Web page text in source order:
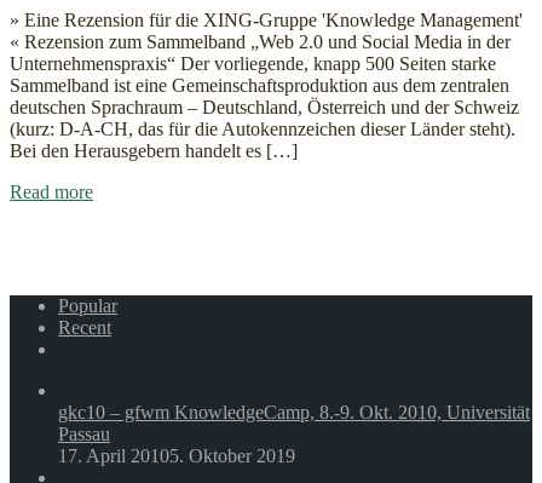
» Eine Rezension für die XING-Gruppe 'Knowledge Management'
« Rezension zum Sammelband „Web 2.0 und Social Media in der
Unternehmenspraxis“ Der vorliegende, knapp 500 Seiten starke
Sammelband ist eine Gemeinschaftsproduktion aus dem zentralen
deutschen Sprachraum – Deutschland, Österreich und der Schweiz
(kurz: D-A-CH, das für die Autokennzeichen dieser Länder steht).
Bei den Herausgebern handelt es […]
Read moreabout
oder
doch
Social
Unternehmen?
Popular
Recent
gkc10 – gfwm KnowledgeCamp, 8.-9. Okt. 2010, Universität
Passau
17. April 20105. Oktober 2019